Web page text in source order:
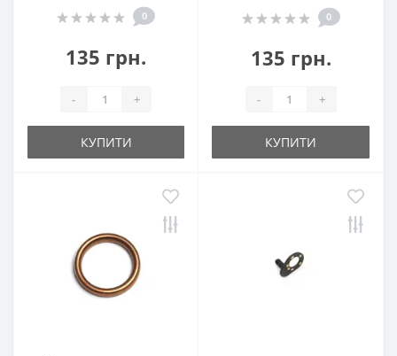
0
135 грн.
- +
КУПИТИ
0
135 грн.
- +
КУПИТИ